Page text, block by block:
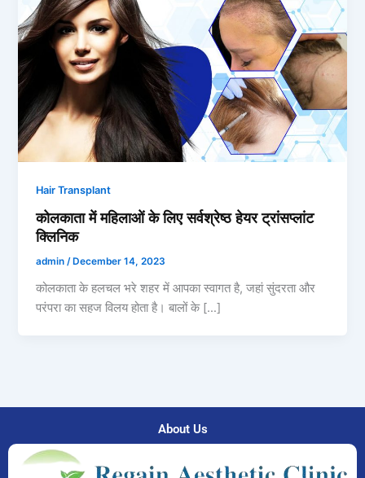
Hair Transplant
कोलकाता में महिलाओं के लिए सर्वश्रेष्ठ हेयर ट्रांसप्लांट
क्लिनिक
admin/ December 14, 2023
कोलकाता के हलचल भरे शहर में आपका स्वागत है, जहां सुंदरता और
परंपरा का सहज विलय होता है। बालों के […]
About Us